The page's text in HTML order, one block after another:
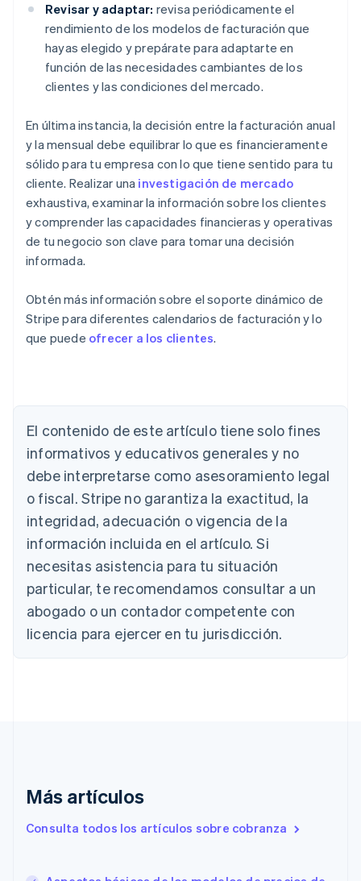
Revisar y adaptar: revisa periódicamente el
rendimiento de los modelos de facturación que
hayas elegido y prepárate para adaptarte en
función de las necesidades cambiantes de los
clientes y las condiciones del mercado.
En última instancia, la decisión entre la facturación anual
y la mensual debe equilibrar lo que es financieramente
sólido para tu empresa con lo que tiene sentido para tu
cliente. Realizar una investigación de mercado
exhaustiva, examinar la información sobre los clientes
y comprender las capacidades financieras y operativas
de tu negocio son clave para tomar una decisión
informada.
Obtén más información sobre el soporte dinámico de
Stripe para diferentes calendarios de facturación y lo
que puede ofrecer a los clientes.
El contenido de este artículo tiene solo fines
informativos y educativos generales y no
debe interpretarse como asesoramiento legal
o fiscal. Stripe no garantiza la exactitud, la
integridad, adecuación o vigencia de la
información incluida en el artículo. Si
necesitas asistencia para tu situación
particular, te recomendamos consultar a un
abogado o un contador competente con
licencia para ejercer en tu jurisdicción.
Más artículos
Consulta todos los artículos sobre cobranza
DeutschEnglish
Australia
English
Austria
DeutschEnglish
Nederlands FrançaisDeutsch English
Brasil
Português English
Bulgaria
English
Canadá
China continental
简体中文English
English
English Italiano